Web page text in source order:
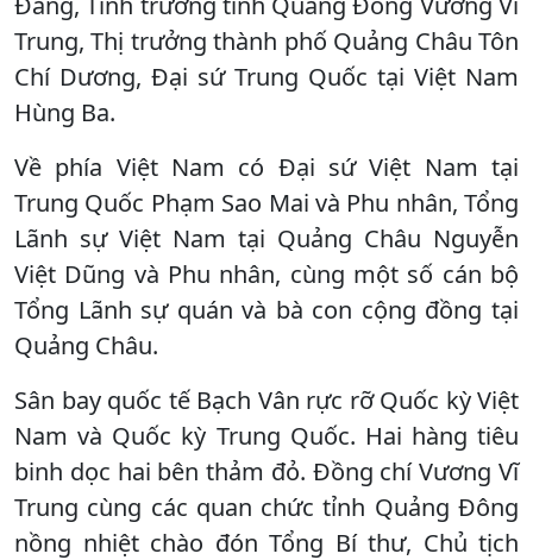
Trung, Thị trưởng thành phố Quảng Châu Tôn
Chí Dương, Đại sứ Trung Quốc tại Việt Nam
Hùng Ba.
Về phía Việt Nam có Đại sứ Việt Nam tại
Trung Quốc Phạm Sao Mai và Phu nhân, Tổng
Lãnh sự Việt Nam tại Quảng Châu Nguyễn
Việt Dũng và Phu nhân, cùng một số cán bộ
Tổng Lãnh sự quán và bà con cộng đồng tại
Quảng Châu.
Sân bay quốc tế Bạch Vân rực rỡ Quốc kỳ Việt
Nam và Quốc kỳ Trung Quốc. Hai hàng tiêu
binh dọc hai bên thảm đỏ. Đồng chí Vương Vĩ
Trung cùng các quan chức tỉnh Quảng Đông
nồng nhiệt chào đón Tổng Bí thư, Chủ tịch